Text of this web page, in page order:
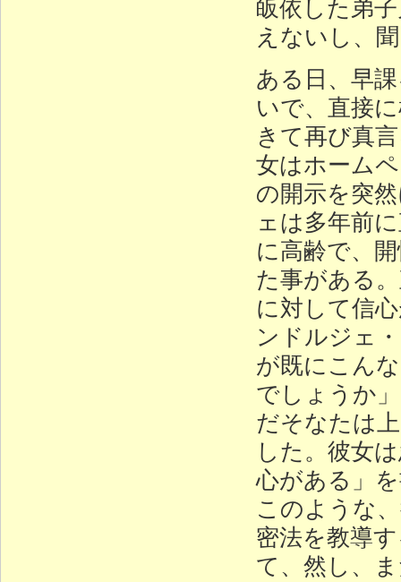
皈依した弟
えないし、
ある日、早
いで、直接
きて再び真
女はホーム
の開示を突
ェは多年前
に高齢で、
た事がある
に対して信
ンドルジェ
が既にこん
でしょうか
だそなたは
した。彼女
心がある」
このような
密法を教導
て、然し、